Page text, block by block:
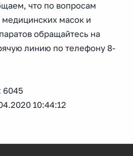
что по вопросам
медицинских масок и
обращайтесь на
линию по телефону 8-
6045
10:44:12